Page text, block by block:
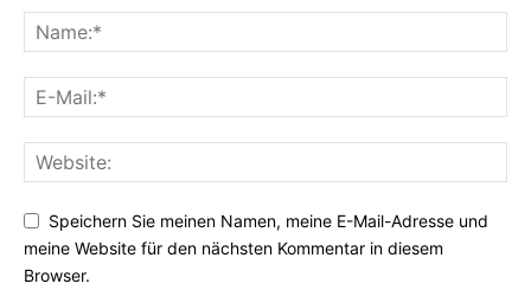
Speichern Sie meinen Namen, meine E-Mail-Adresse und
meine Website für den nächsten Kommentar in diesem
Browser.